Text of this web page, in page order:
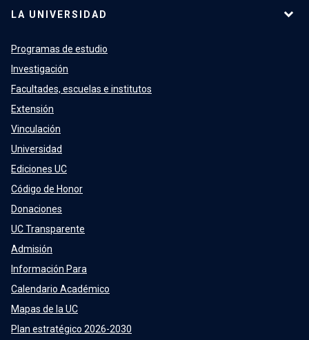
LA UNIVERSIDAD
Programas de estudio
Investigación
Facultades, escuelas e institutos
Extensión
Vinculación
Universidad
Ediciones UC
Código de Honor
Donaciones
UC Transparente
Admisión
Información Para
Calendario Académico
Mapas de la UC
Plan estratégico 2026-2030